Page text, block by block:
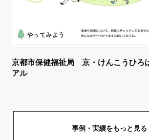
京都市保健福祉局 京・けんこうひろ
アル
事例・実績をもっと見る